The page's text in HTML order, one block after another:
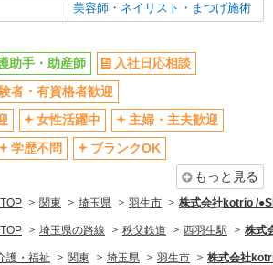
自転車通勤OK
産休・育休取得実績あり
り
各種手当（家族・役職・インセン
ティブなど）あり
研修制度あり
医療・介護・福祉
助手・助産師
美容師・ネイリスト・まつげ施術
助手・助産師
入社日応相談
者・有資格者歓迎
女性活躍中
主婦・主夫歓迎
学歴不問
ブランクOK
もっと見る
関東 埼玉県 羽生市 株式会社kotrio /
埼玉県の路線 秩父鉄道 西羽生駅 株式
護・福祉 関東 埼玉県 羽生市 株式会社